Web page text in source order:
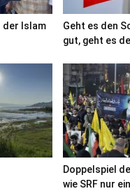
der Islam
Geht es den
gut, geht es
Doppelspiel
wie SRF nur